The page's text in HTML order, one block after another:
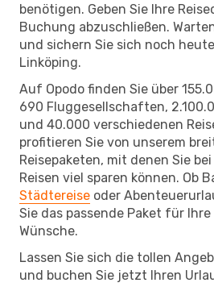
benötigen. Geben Sie Ihre
Buchung abzuschließen.
und sichern Sie sich noch
Linköping.
Auf Opodo finden Sie über
690 Fluggesellschaften,
und 40.000 verschiedenen
profitieren Sie von unserem
Reisepaketen, mit denen Sie
Reisen viel sparen können. Ob
Städtereise oder
Sie das passende Paket für
Wünsche.
Lassen Sie sich die tollen
und buchen Sie jetzt Ihren